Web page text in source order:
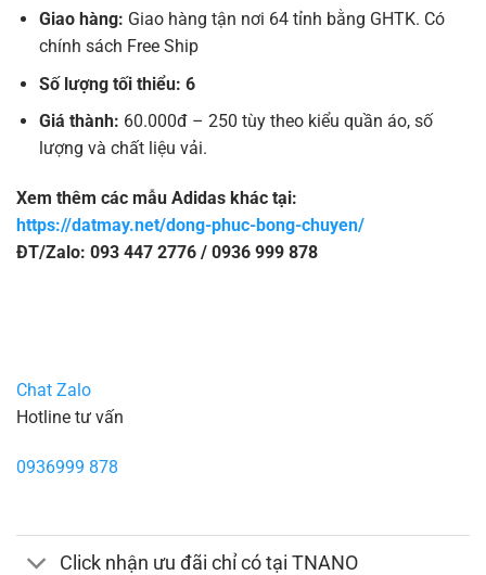
Giao hàng: Giao hàng tận nơi 64 tỉnh bằng GHTK. Có
chính sách Free Ship
Số lượng tối thiểu: 6
Giá thành: 60.000đ – 250 tùy theo kiểu quần áo, số
lượng và chất liệu vải.
Xem thêm các mẫu Adidas khác tại:
https://datmay.net/dong-phuc-bong-chuyen/
ĐT/Zalo: 093 447 2776 / 0936 999 878
Chat Zalo
Hotline tư vấn
0936999 878
Click nhận ưu đãi chỉ có tại TNANO